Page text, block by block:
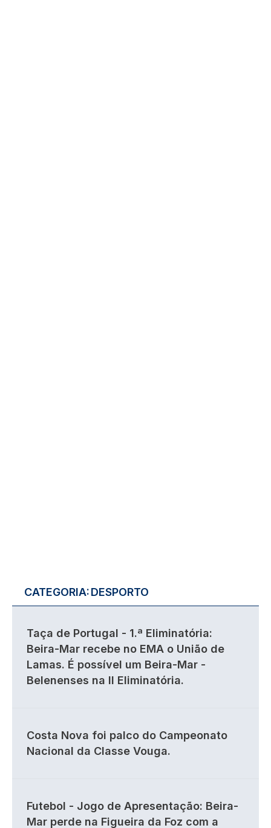
CATEGORIA:DESPORTO
Taça de Portugal - 1.ª Eliminatória:
Beira-Mar recebe no EMA o União de
Lamas. É possível um Beira-Mar -
Belenenses na II Eliminatória.
Costa Nova foi palco do Campeonato
Nacional da Classe Vouga.
Futebol - Jogo de Apresentação: Beira-
Mar perde na Figueira da Foz com a